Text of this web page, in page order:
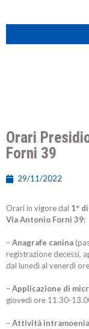
Orari
Forni 39
29/11/2022
Orari in vigore dal 1°
Via Antonio Forni 39:
–Anagrafe canina
registrazione decessi,
dal lunedì al venerdì
–Applicazione di
giovedì ore 11.30-
–Attività intramoenia